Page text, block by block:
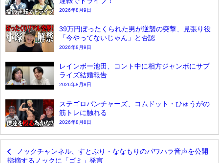
2026年8月9日
39万円ぼったくられた男が逆襲の突撃、見張り役
「今やってないじゃん」と否認
2026年8月9日
レインボー池田、コント中に相方ジャンボにサプ
ライズ結婚報告
2026年8月8日
ステゴロパンチャーズ、コムドット・ひゅうがの
筋トレに触れる
2026年8月8日
ノックチャンネル、すとぷり・ななもりのパワハラ音声を公開
指摘するノックに「ゴミ」発言